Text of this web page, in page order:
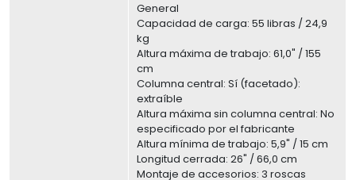
General
Capacidad de carga: 55 libras / 24,9
kg
Altura máxima de trabajo: 61,0" / 155
cm
Columna central: Sí (facetado):
extraíble
Altura máxima sin columna central: No
especificado por el fabricante
Altura mínima de trabajo: 5,9" / 15 cm
Longitud cerrada: 26" / 66,0 cm
Montaje de accesorios: 3 roscas